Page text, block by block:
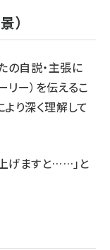
）
の自説・主張に
ー）を伝えるこ
より深く理解して
げますと……」と